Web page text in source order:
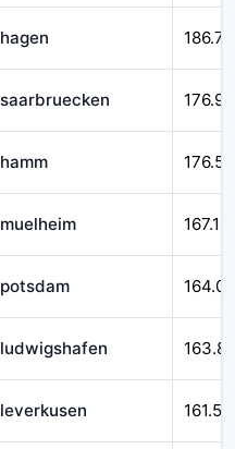
hagen
saarbruecken
hamm
muelheim
potsdam
ludwigshafen
leverkusen